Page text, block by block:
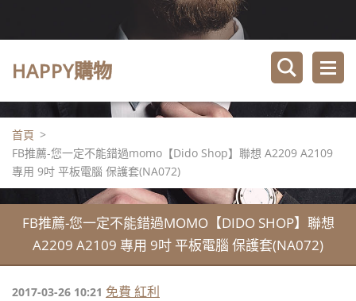
HAPPY購物
首頁 >
FB推薦-您一定不能錯過momo【Dido Shop】聯想 A2209 A2109
專用 9吋 平板電腦 保護套(NA072)
FB推薦-您一定不能錯過MOMO【DIDO SHOP】聯想
A2209 A2109 專用 9吋 平板電腦 保護套(NA072)
2017-03-26 10:21 免費 紅利